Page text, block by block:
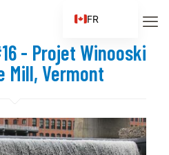
- Projet Winooski
Mill, Vermont
FR
ES